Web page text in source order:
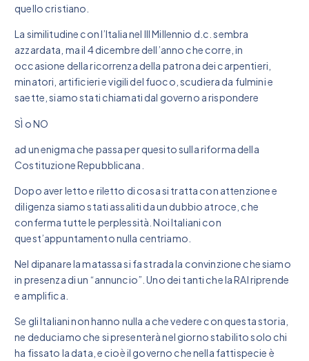
quello cristiano.
La similitudine con l’Italia nel lll Millennio d.c. sembra
azzardata, ma il 4 dicembre dell’anno che corre, in
occasione della ricorrenza della patrona dei carpentieri,
minatori, artificieri e vigili del fuoco, scudiera da fulmini e
saette, siamo stati chiamati dal governo a rispondere
SÌ o NO
ad un enigma che passa per quesito sulla riforma della
Costituzione Repubblicana.
Dopo aver letto e riletto di cosa si tratta con attenzione e
diligenza siamo stati assaliti da un dubbio atroce, che
conferma tutte le perplessità. Noi Italiani con
quest’appuntamento nulla centriamo.
Nel dipanare la matassa si fa strada la convinzione che siamo
in presenza di un “annuncio”. Uno dei tanti che la RAI riprende
e amplifica.
Se gli Italiani non hanno nulla a che vedere con questa storia,
ne deduciamo che si presenterà nel giorno stabilito solo chi
ha fissato la data, e cioè il governo che nella fattispecie è